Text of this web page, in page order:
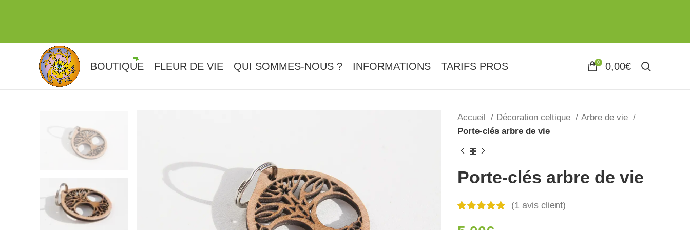
BOUTIQUE FLEUR DE VIE QUI SOMMES-NOUS ? INFORMATIONS TARIFS PROS 0 0,00€
Accueil Décoration celtique
Arbre de vie
Porte-clés arbre de vie
Porte-clés arbre de vie
(1 avis client)